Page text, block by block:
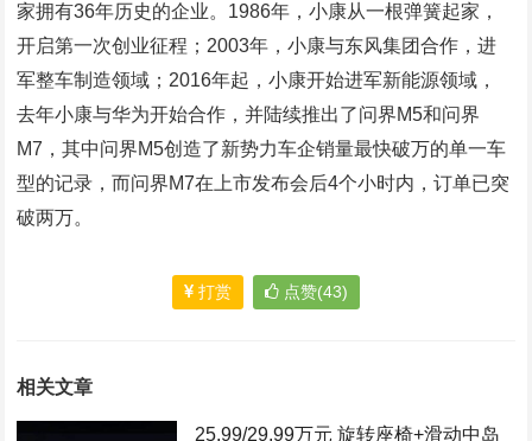
家拥有36年历史的企业。1986年，小康从一根弹簧起家，
开启第一次创业征程；2003年，小康与东风集团合作，进
军整车制造领域；2016年起，小康开始进军新能源领域，
去年小康与华为开始合作，并陆续推出了问界M5和问界
M7，其中问界M5创造了新势力车企销量最快破万的单一车
型的记录，而问界M7在上市发布会后4个小时内，订单已突
破两万。
打赏 点赞(43)
相关文章
25.99/29.99万元 旋转座椅+滑动中岛